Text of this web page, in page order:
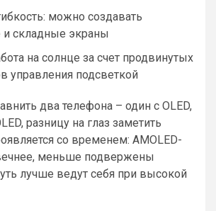
можно создавать
и складные экраны
на солнце за счет продвинутых
управления подсветкой
два телефона – один с OLED,
разницу на глаз заметить
со временем: AMOLED-
меньше подвержены
лучше ведут себя при высокой